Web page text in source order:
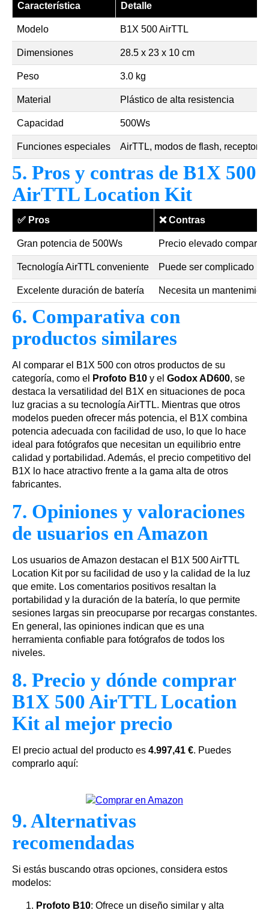
Característica Detalle
Modelo B1X 500 AirTTL
Dimensiones 28.5 x 23 x 10 cm
Peso 3.0 kg
Material Plástico de alta resistencia
Capacidad 500Ws
Funciones especiales AirTTL, modos de flash, receptor
5. Pros y contras de B1X 500
AirTTL Location Kit
✅ Pros ❌Contras
Gran potencia de 500Ws Precio elevado
Tecnología AirTTL conveniente Puede ser complicado
Excelente duración de batería Necesita un
6. Comparativa con
productos similares
Al comparar el B1X 500 con otros productos de su
categoría, como el
Profoto B10 y el Godox AD600, se
destaca la versatilidad del B1X en situaciones de poca
luz gracias a su tecnología AirTTL. Mientras que otros
modelos pueden ofrecer más potencia, el B1X combina
potencia adecuada con facilidad de uso, lo que lo hace
ideal para fotógrafos que necesitan un equilibrio entre
calidad y portabilidad. Además, el precio competitivo del
B1X lo hace atractivo frente a la gama alta de otros
fabricantes.
7. Opiniones y valoraciones
de usuarios en Amazon
Los usuarios de Amazon destacan el B1X 500 AirTTL
Location Kit por su facilidad de uso y la calidad de la luz
que emite. Los comentarios positivos resaltan la
portabilidad y la duración de la batería, lo que permite
sesiones largas sin preocuparse por recargas constantes.
En general, las opiniones indican que es una
herramienta confiable para fotógrafos de todos los
niveles.
8. Precio y dónde comprar
B1X 500 AirTTL Location
Kit al mejor precio
El precio actual del producto es 4.997,41 €. Puedes
comprarlo aquí:
9. Alternativas
recomendadas
Si estás buscando otras opciones, considera estos
modelos:
Profoto B10: Ofrece un diseño similar y alta